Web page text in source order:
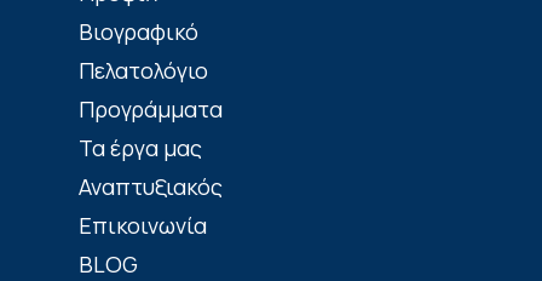
Βιογραφικό
Πελατολόγιο
Προγράμματα
Τα έργα μας
Αναπτυξιακός
Επικοινωνία
BLOG